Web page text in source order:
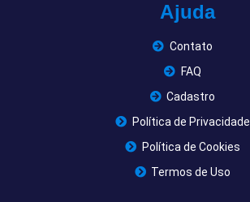
Ajuda
Contato
FAQ
Cadastro
Política de Privacidade
Política de Cookies
Termos de Uso